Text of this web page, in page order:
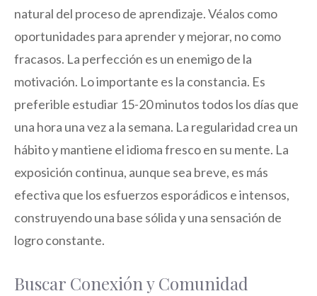
natural del proceso de aprendizaje. Véalos como
oportunidades para aprender y mejorar, no como
fracasos. La perfección es un enemigo de la
motivación. Lo importante es la constancia. Es
preferible estudiar 15-20 minutos todos los días que
una hora una vez a la semana. La regularidad crea un
hábito y mantiene el idioma fresco en su mente. La
exposición continua, aunque sea breve, es más
efectiva que los esfuerzos esporádicos e intensos,
construyendo una base sólida y una sensación de
logro constante.
Buscar Conexión y Comunidad